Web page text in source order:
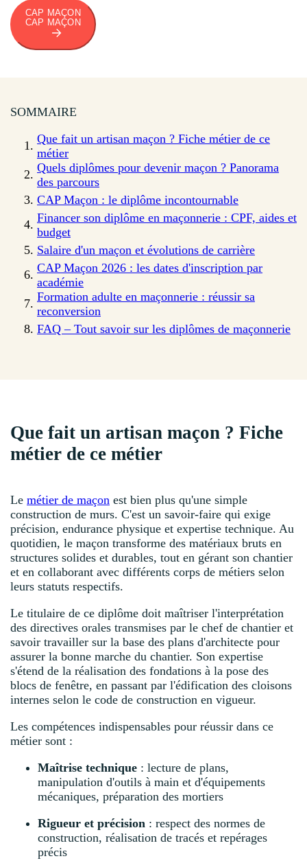
CAP MAÇON
CAP MAÇON
SOMMAIRE
Que fait un artisan maçon ? Fiche métier de ce
métier
Quels diplômes pour devenir maçon ? Panorama
des parcours
CAP Maçon : le diplôme incontournable
Financer son diplôme en maçonnerie : CPF, aides et
budget
Salaire d'un maçon et évolutions de carrière
CAP Maçon 2026 : les dates d'inscription par
académie
Formation adulte en maçonnerie : réussir sa
reconversion
FAQ – Tout savoir sur les diplômes de maçonnerie
Que fait un artisan maçon ? Fiche
métier de ce métier
Le métier de maçon est bien plus qu'une simple
construction de murs. C'est un savoir-faire qui exige
précision, endurance physique et expertise technique. Au
quotidien, le maçon transforme des matériaux bruts en
structures solides et durables, tout en gérant son chantier
et en collaborant avec différents corps de métiers selon
leurs statuts respectifs.
Le titulaire de ce diplôme doit maîtriser l'interprétation
des directives orales transmises par le chef de chantier et
savoir travailler sur la base des plans d'architecte pour
assurer la bonne marche du chantier. Son expertise
s'étend de la réalisation des fondations à la pose des
blocs de fenêtre, en passant par l'édification des cloisons
internes selon le code de construction en vigueur.
Les compétences indispensables pour réussir dans ce
métier sont :
Maîtrise technique : lecture de plans,
manipulation d'outils à main et d'équipements
mécaniques, préparation des mortiers
Rigueur et précision : respect des normes de
construction, réalisation de tracés et repérages
précis